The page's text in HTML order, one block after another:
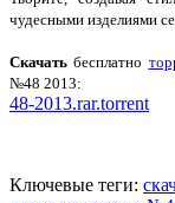
чудесными изделиями
Cкачать бесплатно
№48 2013:
48-2013.rar.torrent
Ключевые теги: